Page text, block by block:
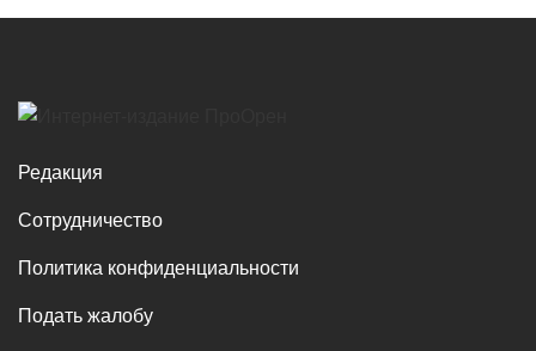
Редакция
Сотрудничество
Политика конфиденциальности
Подать жалобу